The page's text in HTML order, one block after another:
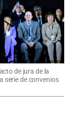
de jura de la
serie de convenios